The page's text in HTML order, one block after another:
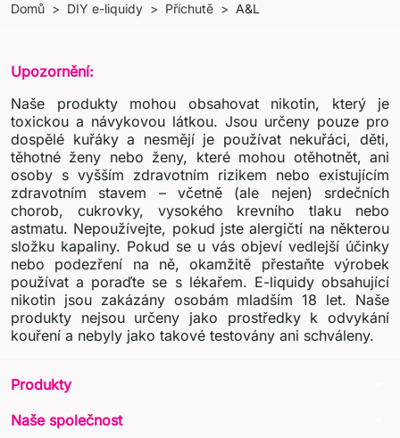
Domů DIY e-liquidy Příchutě A&L
Upozornění:
Naše produkty mohou obsahovat nikotin, který je
toxickou a návykovou látkou. Jsou určeny pouze pro
dospělé kuřáky a nesmějí je používat nekuřáci, děti,
těhotné ženy nebo ženy, které mohou otěhotnět, ani
osoby s vyšším zdravotním rizikem nebo existujícím
zdravotním stavem – včetně (ale nejen) srdečních
chorob, cukrovky, vysokého krevního tlaku nebo
astmatu. Nepoužívejte, pokud jste alergičtí na některou
složku kapaliny. Pokud se u vás objeví vedlejší účinky
nebo podezření na ně, okamžitě přestaňte výrobek
používat a poraďte se s lékařem. E-liquidy obsahující
nikotin jsou zakázány osobám mladším 18 let. Naše
produkty nejsou určeny jako prostředky k odvykání
kouření a nebyly jako takové testovány ani schváleny.
Produkty
Naše společnost